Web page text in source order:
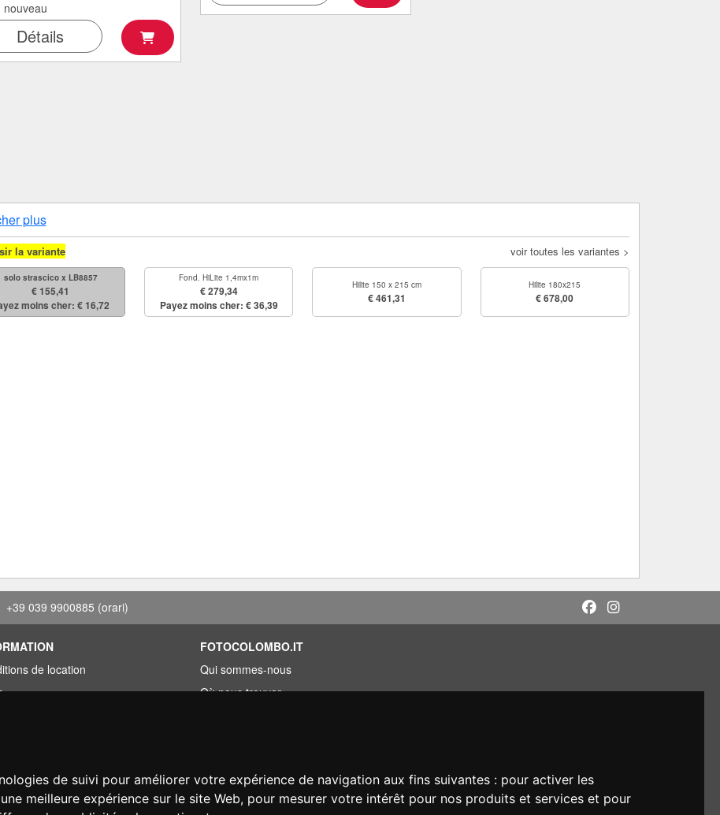
de suivi pour améliorer votre expérience de navigation aux fins suivantes : pour activer les
meilleure expérience sur le site Web, pour mesurer votre intérêt pour nos produits et services et pour
nouveau
Détails
plus
la variante voir toutes les variantes >
solo strascico x LB8857
€ 155,41
moins cher: € 16,72
Fond. HiLite 1,4mx1m
€ 279,34
Payez moins cher: € 36,39
Hilite 150 x 215 cm
€ 461,31
Hilite 180x215
€ 678,00
+39 039 9900885 (orari)
de location
FOTOCOLOMBO.IT
Qui sommes-nous
Où nous trouver